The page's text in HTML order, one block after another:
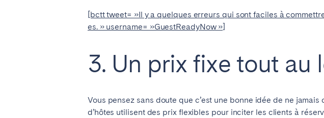
[bctt tweet= »Il y a quelques erreurs qui sont faciles à
es. » username= »GuestReadyNow »]
3. Un prix fixe tout au
Vous pensez sans doute que c’est une bonne idée de ne
d’hôtes utilisent des prix flexibles pour inciter les clients à
Dubaï
ROYAUME-UNI
ANGLETERRE
Bath
Birmingham
Manchester